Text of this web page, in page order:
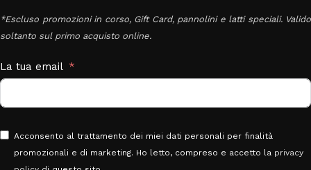
*Escluso promozioni in corso, Gift Card, pannolini e latti speciali. Valido
soltanto sul primo acquisto online.
La tua email
Acconsento al trattamento dei miei dati personali per finalità
promozionali e di marketing. Ho letto, compreso e accetto la privacy